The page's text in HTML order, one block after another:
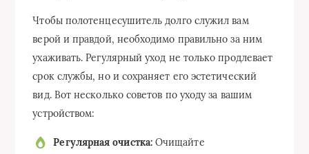
Чтобы полотенцесушитель долго служил вам
верой и правдой, необходимо правильно за ним
ухаживать. Регулярный уход не только продлевает
срок службы, но и сохраняет его эстетический
вид. Вот несколько советов по уходу за вашим
устройством:
Регулярная очистка:Очищайте